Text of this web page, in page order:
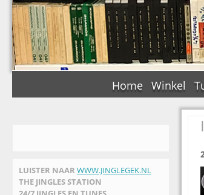
Home Winkel
LUISTER NAAR WWW.JINGLEGEK.NL
THE JINGLES STATION